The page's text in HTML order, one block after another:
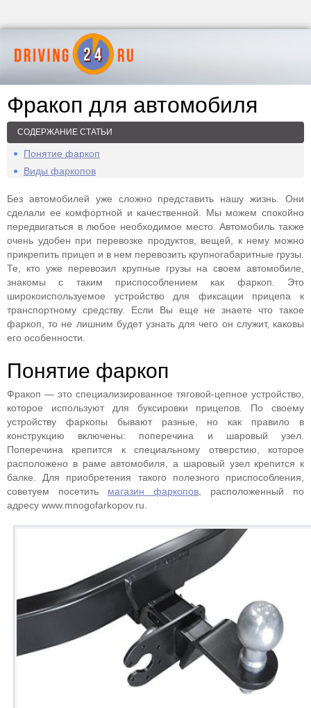
Фракоп для автомобиля
СОДЕРЖАНИЕ СТАТЬИ
Понятие фаркоп
Виды фаркопов
Без автомобилей уже сложно представить нашу жизнь. Они
сделали ее комфортной и качественной. Мы можем спокойно
передвигаться в любое необходимое место. Автомобиль также
очень удобен при перевозке продуктов, вещей, к нему можно
прикрепить прицеп и в нем перевозить крупногабаритные грузы.
Те, кто уже перевозил крупные грузы на своем автомобиле,
знакомы с таким приспособлением как фаркоп. Это
широкоиспользуемое устройство для фиксации прицепа к
транспортному средству. Если Вы еще не знаете что такое
фаркоп, то не лишним будет узнать для чего он служит, каковы
его особенности.
Понятие фаркоп
Фракоп — это специализированное тяговой-цепное устройство,
которое используют для буксировки прицепов. По своему
устройству фаркопы бывают разные, но как правило в
конструкцию включены: поперечина и шаровый узел.
Поперечина крепится к специальному отверстию, которое
расположено в раме автомобиля, а шаровый узел крепится к
балке. Для приобретения такого полезного приспособления,
советуем посетить магазин фаркопов , расположенный по
адресу www.mnogofarkopov.ru.